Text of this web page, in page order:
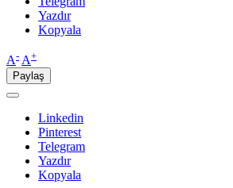
Yazdır
Kopyala
A- A+
Paylaş
Linkedin
Pinterest
Telegram
Yazdır
Kopyala